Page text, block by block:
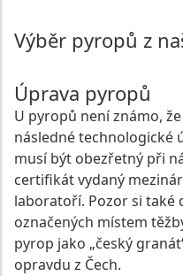
Výběr pyropů z
Úprava pyropů
U pyropů není známo,
následné technologické
musí být obezřetný při
certifikát vydaný
laboratoří. Pozor si
označených místem
pyrop jako „český
opravdu z Čech.